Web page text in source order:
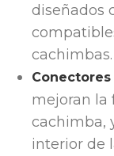
diseñados
cachimbas.
mejoran la
cachimba,
interior de